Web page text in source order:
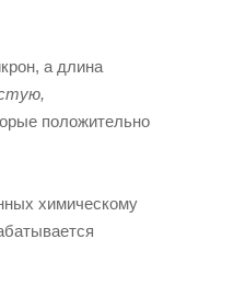
а длина
положительно
химическому